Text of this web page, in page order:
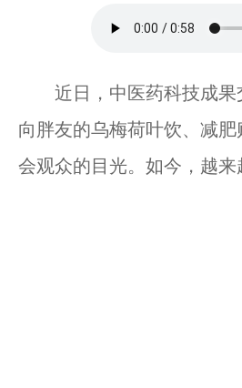
近日，中医药科技成果
向胖友的乌梅荷叶饮、减
会观众的目光。如今，越